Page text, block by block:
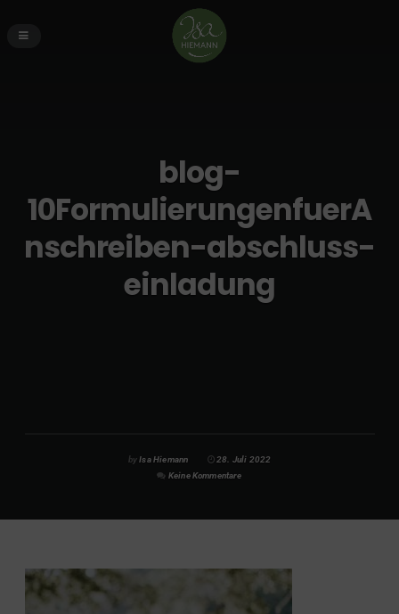
blog-
10FormulierungenfuerA
nschreiben-abschluss-
einladung
byIsa Hiemann
28. Juli 2022
Keine Kommentare